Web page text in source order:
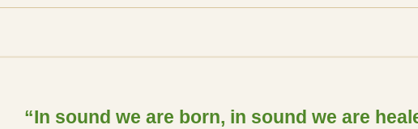
“In sound we are born, in sound we are